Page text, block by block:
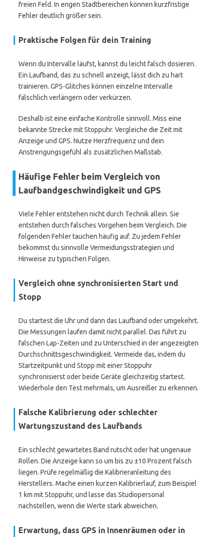
freien Feld. In engen Stadtbereichen können kurzfristige
Fehler deutlich größer sein.
Praktische Folgen für dein Training
Wenn du Intervalle läufst, kannst du leicht falsch dosieren.
Ein Laufband, das zu schnell anzeigt, lässt dich zu hart
trainieren. GPS-Glitches können einzelne Intervalle
fälschlich verlängern oder verkürzen.
Deshalb ist eine einfache Kontrolle sinnvoll. Miss eine
bekannte Strecke mit Stoppuhr. Vergleiche die Zeit mit
Anzeige und GPS. Nutze Herzfrequenz und dein
Anstrengungsgefühl als zusätzlichen Maßstab.
Häufige Fehler beim Vergleich von
Laufbandgeschwindigkeit und GPS
Viele Fehler entstehen nicht durch Technik allein. Sie
entstehen durch falsches Vorgehen beim Vergleich. Die
folgenden Fehler tauchen häufig auf. Zu jedem Fehler
bekommst du sinnvolle Vermeidungsstrategien und
Hinweise zu typischen Folgen.
Vergleich ohne synchronisierten Start und
Stopp
Du startest die Uhr und dann das Laufband oder umgekehrt.
Die Messungen laufen damit nicht parallel. Das führt zu
falschen Lap-Zeiten und zu Unterschied in der angezeigten
Durchschnittsgeschwindigkeit. Vermeide das, indem du
Startzeitpunkt und Stopp mit einer Stoppuhr
synchronisierst oder beide Geräte gleichzeitig startest.
Wiederhole den Test mehrmals, um Ausreißer zu erkennen.
Falsche Kalibrierung oder schlechter
Wartungszustand des Laufbands
Ein schlecht gewartetes Band rutscht oder hat ungenaue
Rollen. Die Anzeige kann so um bis zu ±10 Prozent falsch
liegen. Prüfe regelmäßig die Kalibrieranleitung des
Herstellers. Mache einen kurzen Kalibrierlauf, zum Beispiel
1 km mit Stoppuhr, und lasse das Studiopersonal
nachstellen, wenn die Werte stark abweichen.
Erwartung, dass GPS in Innenräumen oder in